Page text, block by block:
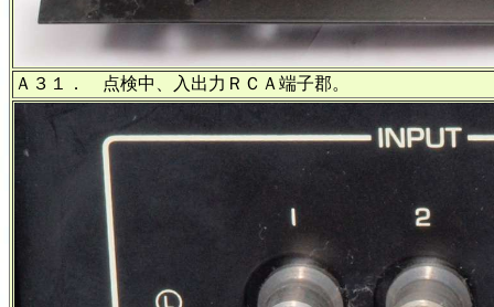
Ａ３１． 点検中、入出力ＲＣＡ端子郡。